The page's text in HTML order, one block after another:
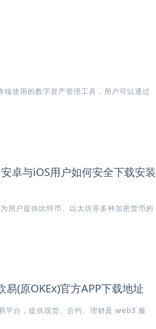
使用的数字资产管理工具，用户可以通过
卓与iOS用户如何安全下载安装
用户提供比特币、以太坊等多种加密货币的
(原OKEx)官方APP下载地址
平台，提供现货、合约、理财及 web3 服